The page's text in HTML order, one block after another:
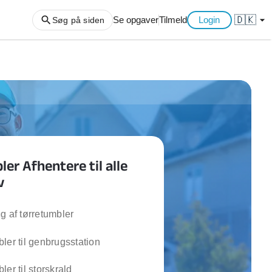
af haveaffald
af storskrald
af køkken
Søg på siden Se opgaverTilmeld Login 🇩🇰 arrow_drop_down
Afhentere til alle
af tørretumbler
til genbrugsstation
til storskrald